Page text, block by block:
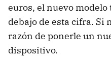
euros, el nuevo
debajo de esta cifra. Si
razón de ponerle un
dispositivo.